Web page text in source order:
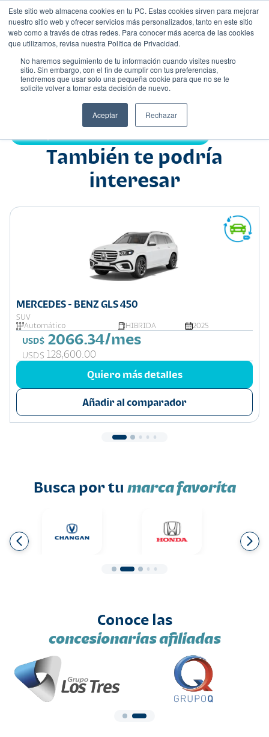
Este sitio web almacena cookies en tu PC. Estas cookies sirven para mejorar
nuestro sitio web y ofrecer servicios más personalizados, tanto en este sitio
web como a través de otras redes. Para conocer más acerca de las cookies
que utilizamos, revisa nuestra Política de Privacidad.
No haremos seguimiento de tu información cuando visites nuestro
sitio. Sin embargo, con el fin de cumplir con tus preferencias,
tendremos que usar solo una pequeña cookie para que no se te
solicite volver a tomar esta decisión de nuevo.
Aceptar Rechazar
Nombre
También te podría
interesar
MERCEDES - BENZ GLS 450
SUV
Automático
HIBRIDA 2025
USD$ 2066.34/mes
USD$ 128,600.00
Quiero más detalles
Añadir al comparador
Busca por tu marca favorita
Conoce las
concesionarias afiliadas